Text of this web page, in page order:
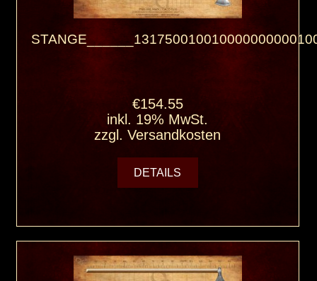
€154.55
inkl. 19% MwSt.
zzgl.Versandkosten
DETAILS